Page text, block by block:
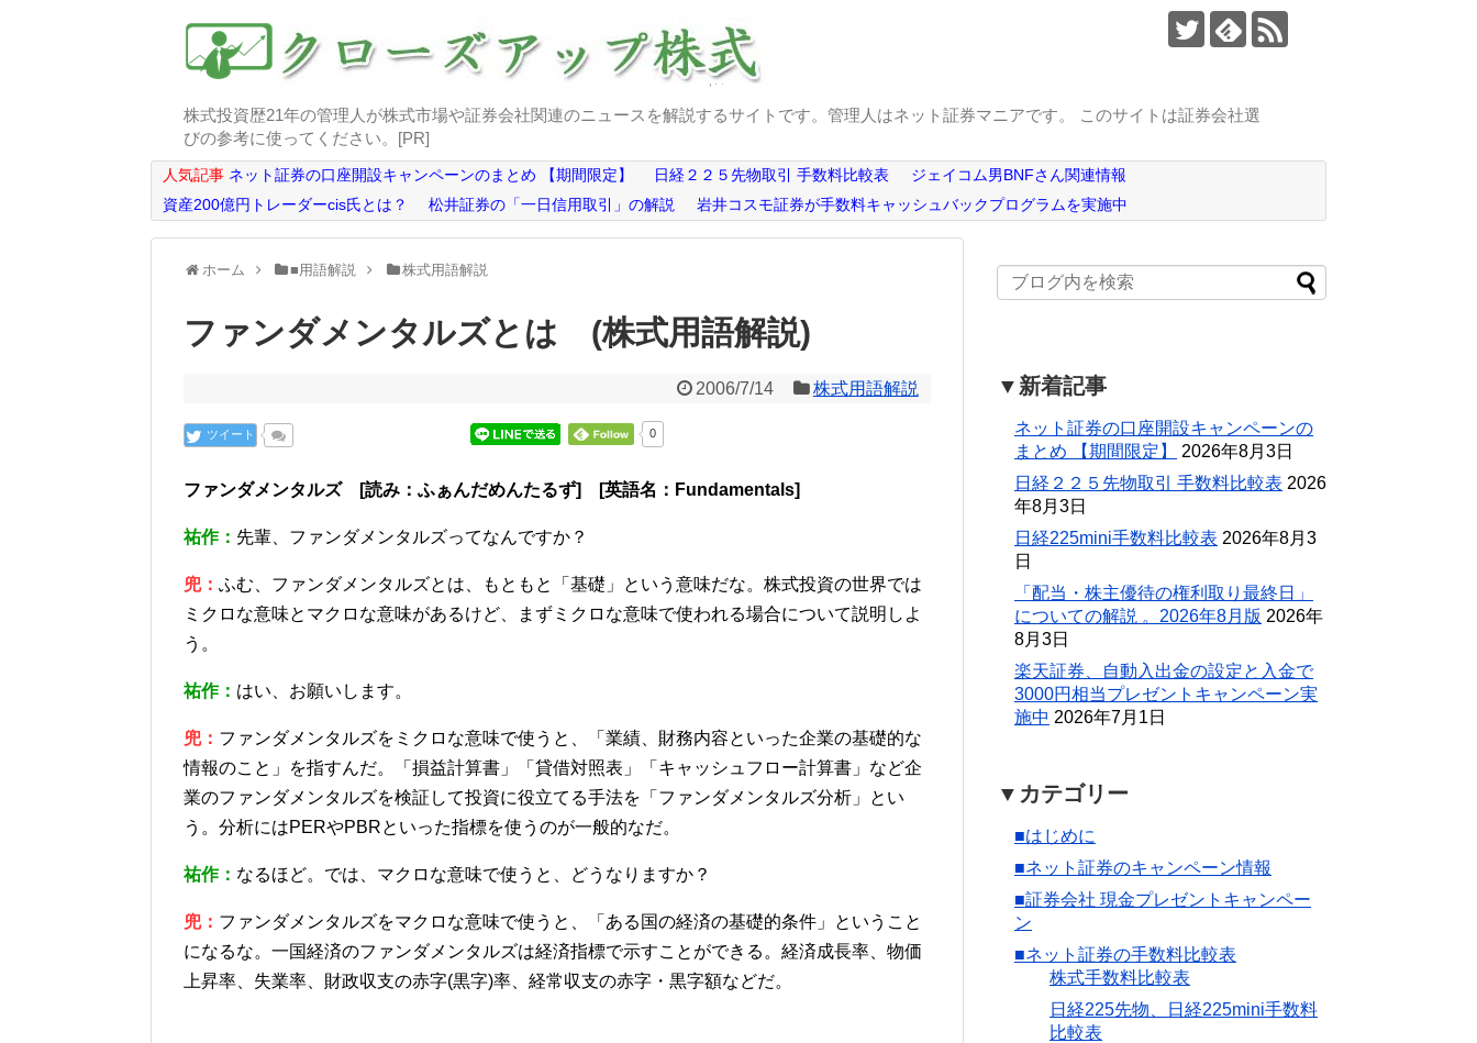
株式投資歴21年の管理人が株式市場や証券会社関連のニュースを解説するサイトです。管理人はネット証券マニアです。 このサイトは証券会社選
びの参考に使ってください。[PR]
人気記事 ネット証券の口座開設キャンペーンのまとめ 【期間限定】 日経２２５先物取引 手数料比較表
ジェイコム男BNFさん関連情報
資産200億円トレーダーcis氏とは？
松井証券の「一日信用取引」の解説 岩井コスモ証券が手数料キャッシュバックプログラムを実施中
ホーム ■用語解説 株式用語解説
ファンダメンタルズとは (株式用語解説)
2006/7/14 株式用語解説
ツイート 0
ファンダメンタルズ [読み：ふぁんだめんたるず] [英語名：Fundamentals]
祐作： 先輩、ファンダメンタルズってなんですか？
兜： ふむ、ファンダメンタルズとは、もともと「基礎」という意味だな。株式投資の世界では
ミクロな意味とマクロな意味があるけど、まずミクロな意味で使われる場合について説明しよ
う。
祐作： はい、お願いします。
兜： ファンダメンタルズをミクロな意味で使うと、「業績、財務内容といった企業の基礎的な
情報のこと」を指すんだ。「損益計算書」「貸借対照表」「キャッシュフロー計算書」など企
業のファンダメンタルズを検証して投資に役立てる手法を「ファンダメンタルズ分析」とい
う。分析にはPERやPBRといった指標を使うのが一般的なだ。
祐作： なるほど。では、マクロな意味で使うと、どうなりますか？
兜： ファンダメンタルズをマクロな意味で使うと、「ある国の経済の基礎的条件」ということ
になるな。一国経済のファンダメンタルズは経済指標で示すことができる。経済成長率、物価
上昇率、失業率、財政収支の赤字(黒字)率、経常収支の赤字・黒字額などだ。
▼新着記事
ネット証券の口座開設キャンペーンの
まとめ 【期間限定】
2026年8月3日
日経２２５先物取引 手数料比較表 2026
年8月3日
日経225mini手数料比較表 2026年8月3
日
「配当・株主優待の権利取り最終日」
についての解説 。2026年8月版 2026年
8月3日
楽天証券、自動入出金の設定と入金で
3000円相当プレゼントキャンペーン実
施中 2026年7月1日
▼カテゴリー
■はじめに
■ネット証券のキャンペーン情報
■証券会社 現金プレゼントキャンペー
ン
■ネット証券の手数料比較表
株式手数料比較表
日経225先物、日経225mini手数料
比較表